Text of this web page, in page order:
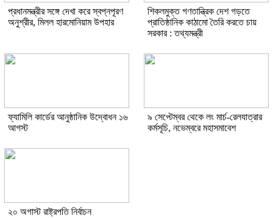
প্রধানমন্ত্রীর সঙ্গে দেখা করে স্বপ্নপূরণ
অনুশ্রীর, মিলল হারমোনিয়াম উপহার
শিকলমুক্ত গণতান্ত্রিক দেশ গড়তে
প্রাতিষ্ঠানিক কাঠামো তৈরি করতে চায়
সরকার : তথ্যমন্ত্রী
ফ্যামিলি কার্ডের আনুষ্ঠানিক উদ্বোধন ১৬
আগস্ট
৯ সেপ্টেম্বর থেকে লং মার্চ-রেলযাত্রার
কর্মসূচি, নভেম্বরে মহাসমাবেশ
২০ অগাস্ট রাষ্ট্রপতি নির্বাচন